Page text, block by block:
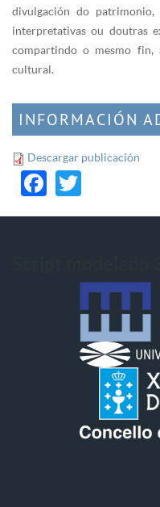
divulgación do
interpretativas ou doutras
compartindo o mesmo fin,
cultural.
INFORMACIÓN
Descargar publicación
Facebook